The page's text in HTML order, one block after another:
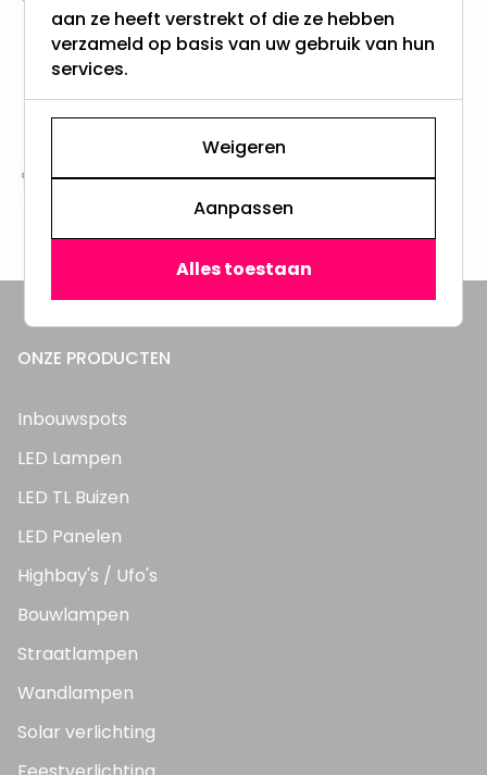
meer dan 100.000 klanten gingen u voor
Gratis verzending + snel geleverd
Vanaf EUR100,- naar NL & BE
3000m2 - 60.000+ Producten
ONZE PRODUCTEN
Inbouwspots
LED Lampen
LED TL Buizen
LED Panelen
Highbay's / Ufo's
Bouwlampen
Straatlampen
Wandlampen
Solar verlichting
aan ze heeft verstrekt of die ze hebben
verzameld op basis van uw gebruik van hun
services.
Weigeren
Aanpassen
Alles toestaan